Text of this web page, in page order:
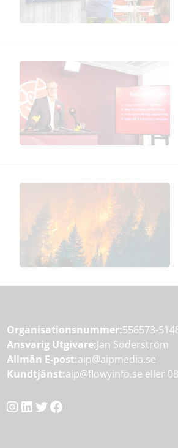
Organisationsnummer:556573-
Ansvarig Utgivare:Jan Söderström
Allmän E-post:aip@aipmedia.se
Kundtjänst:aip@flowyinfo.se eller
Instagram
LinkedIn
Twitter
Facebook